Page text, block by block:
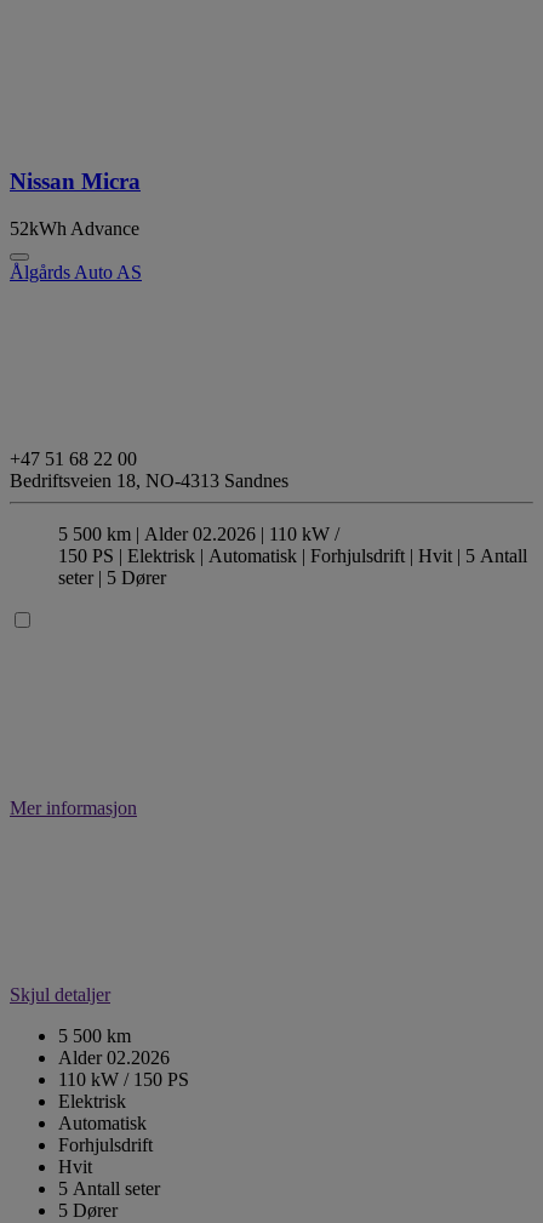
Nissan Micra
52kWh Advance
Ålgårds Auto AS
+47 51 68 22 00
Bedriftsveien 18, NO-4313 Sandnes
5 500 km | Alder 02.2026 | 110 kW /
150 PS | Elektrisk | Automatisk | Forhjulsdrift | Hvit | 5 Antall
seter| 5 Dører
Mer informasjon
Skjul detaljer
5 500 km
Alder 02.2026
110 kW / 150 PS
Elektrisk
Automatisk
Forhjulsdrift
Hvit
5 Antall seter
5 Dører